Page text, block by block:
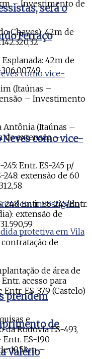
será o
Ferraço
como vice-
prendem
de
Valério
km – Investimento de
Chaves): 42m de
42m de
(Itaúnas –
– Investimento
Antônia (Itaúnas –
de extensão –
Entr. ES-245 p/
extensão de 60
Entr. ES-245/Entr.
extensão de
de
de área de
acesso para
ES-379 (Castelo)
e
Rodovia ES-493,
ES-190
10,5km –